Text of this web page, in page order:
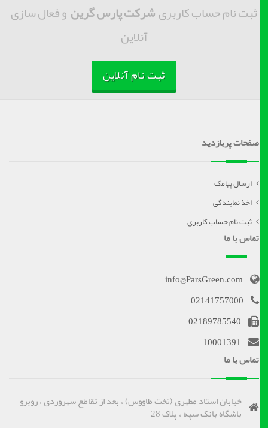
ثبت نام حساب کاربریشرکت پارس گرینو فعال سازی
آنلاین
ثبت نام آنلاین
صفحات پربازدید
ارسال پیامک
اخذ نمایندگی
ثبت نام حساب کاربری
تماس با ما
info@ParsGreen.com
02141757000
02189785540
10001391
تماس با ما
خیابان استاد مطهری (تخت طاووس) ، بعد از تقاطع سهروردی ، روبرو
باشگاه بانک سپه ، پلاک 28